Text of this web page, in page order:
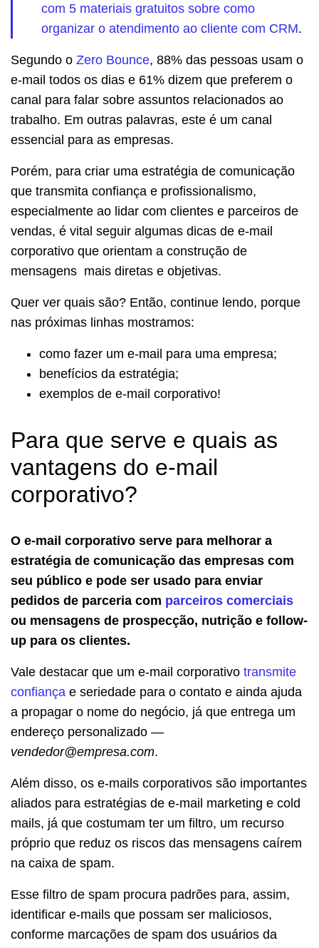
com 5 materiais gratuitos sobre como
organizar o atendimento ao cliente com CRM.
Segundo o Zero Bounce, 88% das pessoas usam o
e-mail todos os dias e 61% dizem que preferem o
canal para falar sobre assuntos relacionados ao
trabalho. Em outras palavras, este é um canal
essencial para as empresas.
Porém, para criar uma estratégia de comunicação
que transmita confiança e profissionalismo,
especialmente ao lidar com clientes e parceiros de
vendas, é vital seguir algumas dicas de e-mail
corporativo que orientam a construção de
mensagens mais diretas e objetivas.
Quer ver quais são? Então, continue lendo, porque
nas próximas linhas mostramos:
como fazer um e-mail para uma empresa;
benefícios da estratégia;
exemplos de e-mail corporativo!
Para que serve e quais as
vantagens do e-mail
corporativo?
O e-mail corporativo serve para melhorar a
estratégia de comunicação das empresas com
seu público e pode ser usado para enviar
pedidos de parceria com parceiros comerciais
ou mensagens de prospecção, nutrição e follow-
up para os clientes.
Vale destacar que um e-mail corporativo transmite
confiança e seriedade para o contato e ainda ajuda
a propagar o nome do negócio, já que entrega um
endereço personalizado —
vendedor@empresa.com.
Além disso, os e-mails corporativos são importantes
aliados para estratégias de e-mail marketing e cold
mails, já que costumam ter um filtro, um recurso
próprio que reduz os riscos das mensagens caírem
na caixa de spam.
Esse filtro de spam procura padrões para, assim,
identificar e-mails que possam ser maliciosos,
conforme marcações de spam dos usuários da